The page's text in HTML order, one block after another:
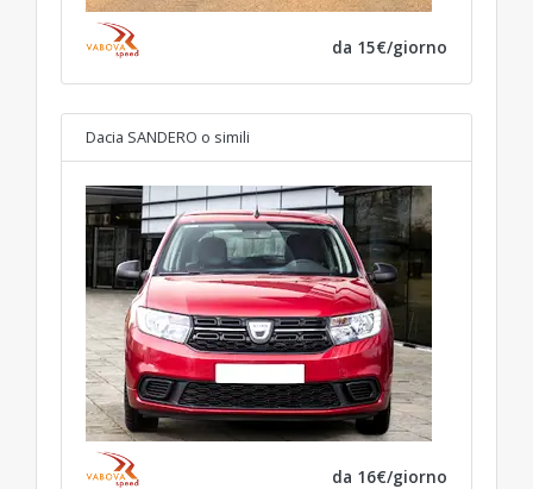
da 15€/giorno
Dacia SANDERO o simili
da 16€/giorno